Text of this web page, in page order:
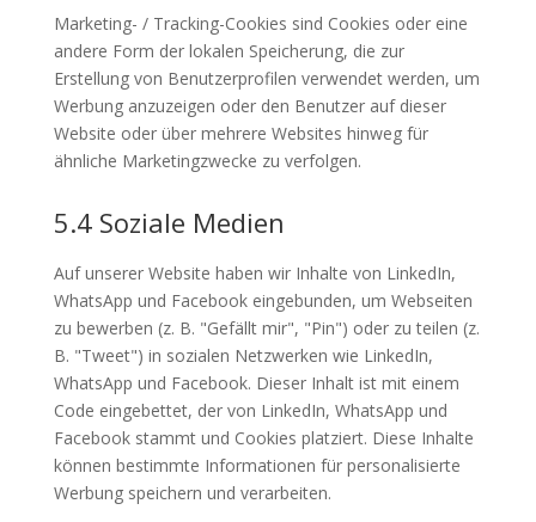
Marketing- / Tracking-Cookies sind Cookies oder eine
andere Form der lokalen Speicherung, die zur
Erstellung von Benutzerprofilen verwendet werden, um
Werbung anzuzeigen oder den Benutzer auf dieser
Website oder über mehrere Websites hinweg für
ähnliche Marketingzwecke zu verfolgen.
5.4 Soziale Medien
Auf unserer Website haben wir Inhalte von LinkedIn,
WhatsApp und Facebook eingebunden, um Webseiten
zu bewerben (z. B. "Gefällt mir", "Pin") oder zu teilen (z.
B. "Tweet") in sozialen Netzwerken wie LinkedIn,
WhatsApp und Facebook. Dieser Inhalt ist mit einem
Code eingebettet, der von LinkedIn, WhatsApp und
Facebook stammt und Cookies platziert. Diese Inhalte
können bestimmte Informationen für personalisierte
Werbung speichern und verarbeiten.